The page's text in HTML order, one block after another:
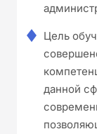
Цель
данной